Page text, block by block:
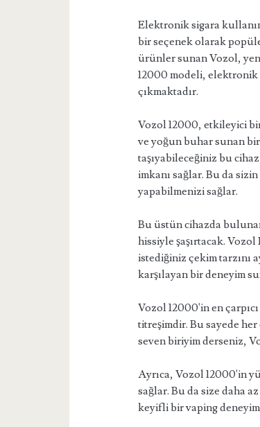
Elektronik sigara
bir seçenek olarak
ürünler sunan Vozol,
12000 modeli, elektronik
çıkmaktadır.
Vozol 12000, etkileyici
ve yoğun buhar sunan bir
taşıyabileceğiniz bu
imkanı sağlar. Bu da
yapabilmenizi sağlar.
Bu üstün cihazda
hissiyle şaşırtacak. Vozol
istediğiniz çekim tarzını
karşılayan bir deneyim
Vozol 12000'in en
titreşimdir. Bu sayede her
seven biriyim derseniz,
Ayrıca, Vozol 12000'in
sağlar. Bu da size daha
keyifli bir vaping